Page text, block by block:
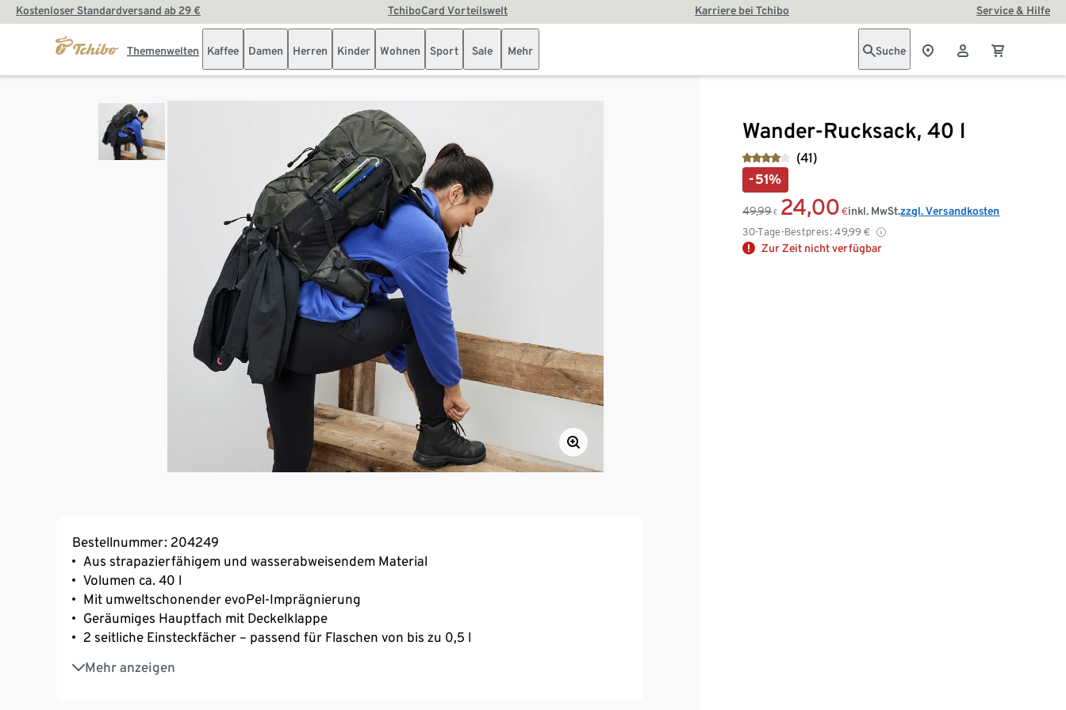
Kostenloser Standardversand ab 29 € TchiboCard Vorteilswelt Karriere bei Tchibo Service & Hilfe
Themenwelten Kaffee Damen Herren Kinder Wohnen Sport Sale Mehr Suche
Wander-Rucksack, 40 l
(41)
-51%
49,99 € 24,00 €
30-Tage-Bestpreis: 49,99 €
inkl. MwSt.zzgl. Versandkosten
Zur Zeit nicht verfügbar
Bestellnummer: 204249
Aus strapazierfähigem und wasserabweisendem Material
Volumen ca. 40 l
Mit umweltschonender evoPel-Imprägnierung
Geräumiges Hauptfach mit Deckelklappe
2 seitliche Einsteckfächer – passend für Flaschen von bis zu 0,5 l
Mehr anzeigen
Mit Reißverschlusstasche in der Deckelklappe
Längenverstellbarer Hüftgurt mit Reißverschlusstasche